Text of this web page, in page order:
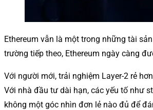
Ethereum vẫn là một trong những tài
trường tiếp theo, Ethereum ngày càng
Với người mới, trải nghiệm Layer-2 rẻ
Với nhà đầu tư dài hạn, các yếu tố như
không một góc nhìn đơn lẻ nào đủ để